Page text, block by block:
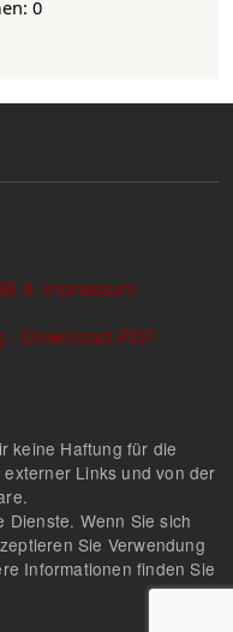
0
& Impressum
- Download PDF
keine Haftung für die
Links und von der
Dienste. Wenn Sie sich
Sie Verwendung
Informationen finden Sie